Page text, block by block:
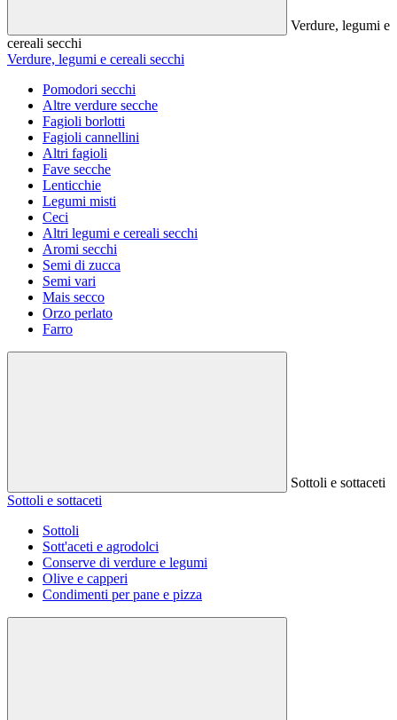
Verdure, legumi e
cereali secchi
Verdure, legumi e cereali secchi
Pomodori secchi
Altre verdure secche
Fagioli borlotti
Fagioli cannellini
Altri fagioli
Fave secche
Lenticchie
Legumi misti
Ceci
Altri legumi e cereali secchi
Aromi secchi
Semi di zucca
Semi vari
Mais secco
Orzo perlato
Farro
Sottoli e sottaceti
Sottoli e sottaceti
Sottoli
Sott'aceti e agrodolci
Conserve di verdure e legumi
Olive e capperi
Condimenti per pane e pizza